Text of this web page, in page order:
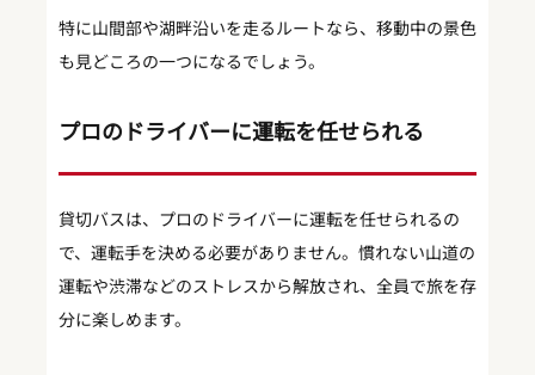
特に山間部や湖畔沿いを走るルートなら、移動中の景色
も見どころの一つになるでしょう。
プロのドライバーに運転を任せられる
貸切バスは、プロのドライバーに運転を任せられるの
で、運転手を決める必要がありません。慣れない山道の
運転や渋滞などのストレスから解放され、全員で旅を存
分に楽しめます。